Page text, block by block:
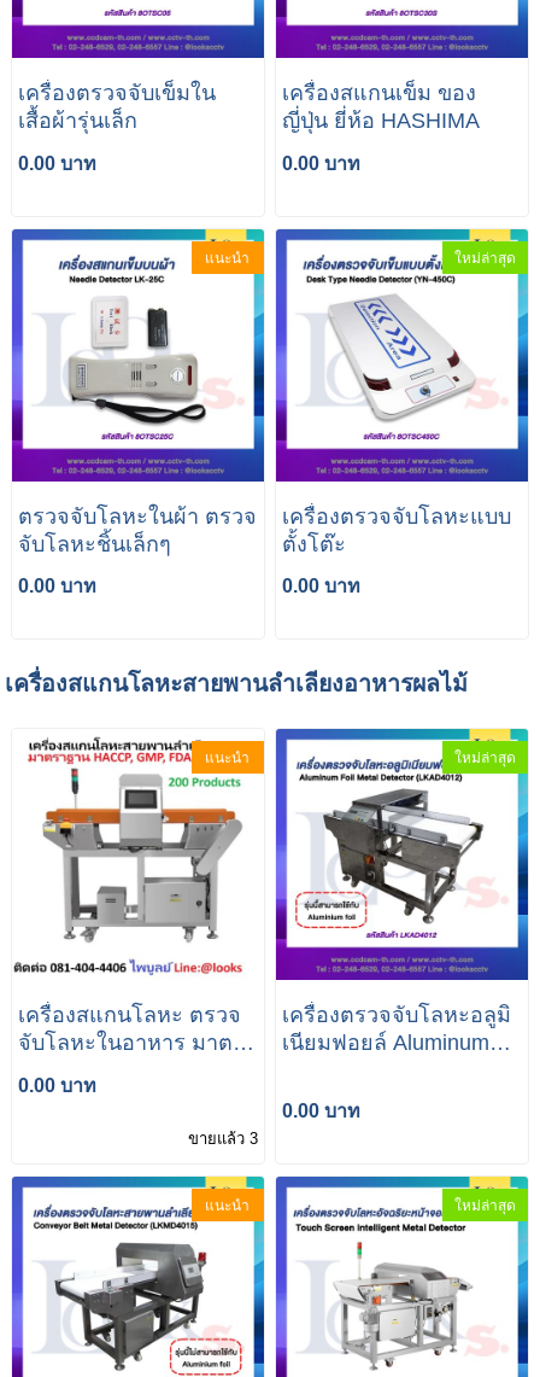
เครื่องตรวจจับเข็มใน
เสื้อผ้ารุ่นเล็ก
0.00 บาท
เครื่องสแกนเข็ม ของ
ญี่ปุ่น ยี่ห้อ HASHIMA
0.00 บาท
แนะนำ
ตรวจจับโลหะในผ้า ตรวจ
จับโลหะชิ้นเล็กๆ
0.00 บาท
ใหม่ล่าสุด
เครื่องตรวจจับโลหะแบบ
ตั้งโต๊ะ
0.00 บาท
เครื่องสแกนโลหะสายพานลำเลียงอาหารผลไม้
แนะนำ
เครื่องสแกนโลหะ ตรวจ
จับโลหะในอาหาร มาตรา
CAS
0.00 บาท
ขายแล้ว 3
ใหม่ล่าสุด
เครื่องตรวจจับโลหะอลูมิ
เนียมฟอยล์ Aluminum
0.00 บาท
แนะนำ ใหม่ล่าสุด